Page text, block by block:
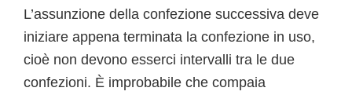
L’assunzione della confezione successiva deve
iniziare appena terminata la confezione in uso,
cioè non devono esserci intervalli tra le due
confezioni. È improbabile che compaia